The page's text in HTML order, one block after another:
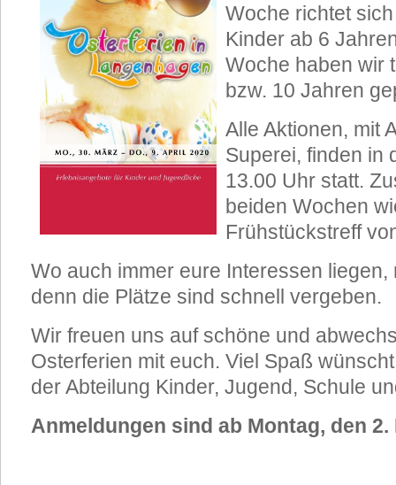
Woche richtet
Kinder ab 6
Woche haben wir
bzw. 10 Jahren
Alle Aktionen, mit
Superei, finden in
13.00 Uhr statt.
beiden Wochen
Frühstückstreff
Wo auch immer eure Interessen liegen,
denn die Plätze sind schnell vergeben.
Wir freuen uns auf schöne und
Osterferien mit euch. Viel Spaß
der Abteilung Kinder, Jugend, Schule
Anmeldungen sind ab Montag, den